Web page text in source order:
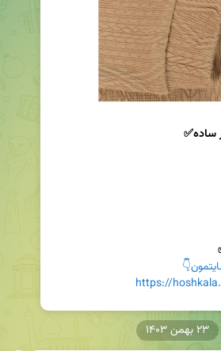
ساده✅
https://
۲۳ بهمن ۱۴۰۳